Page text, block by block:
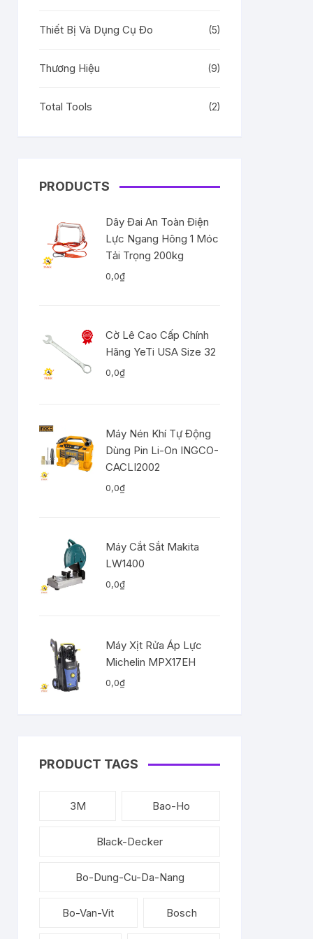
Thiết Bị Và Dụng Cụ Đo (5)
Thương Hiệu (9)
Total Tools (2)
PRODUCTS
Dây Đai An Toàn Điện
Lực Ngang Hông 1 Móc
Tải Trọng 200kg
0,0₫
Cờ Lê Cao Cấp Chính
Hãng YeTi USA Size 32
0,0₫
Máy Nén Khí Tự Động
Dùng Pin Li-On INGCO-
CACLI2002
0,0₫
Máy Cắt Sắt Makita
LW1400
0,0₫
Máy Xịt Rửa Áp Lực
Michelin MPX17EH
0,0₫
PRODUCT TAGS
3M Bao-Ho
Black-Decker
Bo-Dung-Cu-Da-Nang
Bo-Van-Vit Bosch